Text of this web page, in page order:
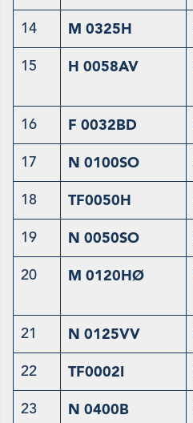
14 M 0325H
15 H 0058AV
16 F 0032BD
17 N 0100SO
18 TF0050H
19 N 0050SO
20 M 0120HØ
21 N 0125VV
22 TF0002I
23 N 0400B